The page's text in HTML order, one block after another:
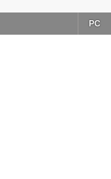
PC